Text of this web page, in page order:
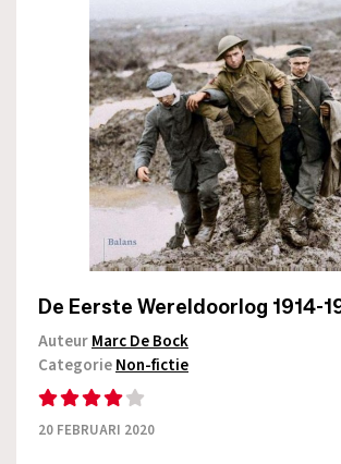
De Eerste Wereldoorlog 1914-
AuteurMarc De Bock
CategorieNon-fictie
20 FEBRUARI 2020